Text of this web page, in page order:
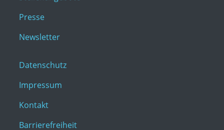
Presse
Newsletter
Datenschutz
Impressum
Kontakt
Barrierefreiheit